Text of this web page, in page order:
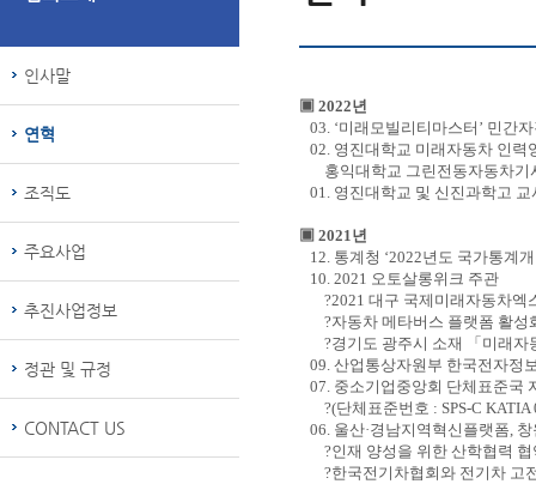
인사말
연혁
조직도
주요사업
추진사업정보
정관 및 규정
CONTACT US
▣ 2022년
03. ‘미래모빌리티마스터 ’ 민간
02. 영진대학교 미래자동차 인력
홍익대학교 그린전동자동차기
01. 영진대학교 및 신진과학고
▣ 2021년
12. 통계청 ‘2022년도 국가통계
10. 2021 오토살롱위크 주관
?2021 대구 국제미래자동차엑
?자동차 메타버스 플랫폼 활성
?경기도 광주시 소재
「 미래자
09. 산업통상자원부 한국전자정
07. 중소기업중앙회 단체표준국
?(단체표준번호 : SPS-C
06. 울산·경남지역혁신플랫폼,
?인재 양성을 위한 산학협력
?한국전기차협회와 전기차 고